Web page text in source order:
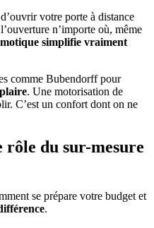
votre porte à distance
n’importe où, même
simplifie vraiment
comme Bubendorff pour
. Une motorisation de
C’est un confort dont on ne
rôle du sur-mesure
se prépare votre budget et
.